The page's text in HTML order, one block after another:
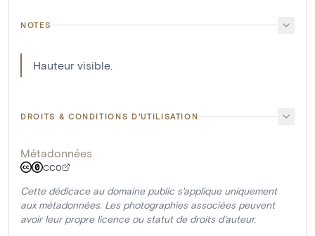
NOTES
Hauteur visible.
DROITS & CONDITIONS D'UTILISATION
Métadonnées
CC0
Cette dédicace au domaine public s'applique uniquement
aux métadonnées. Les photographies associées peuvent
avoir leur propre licence ou statut de droits d'auteur.